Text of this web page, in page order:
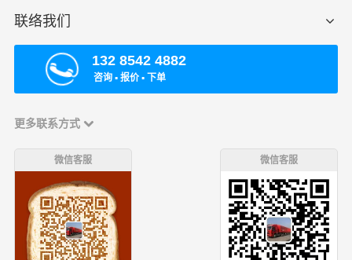
联络我们
132 8542 4882
咨询 ▪ 报价 ▪ 下单
更多联系方式
微信客服 微信客服